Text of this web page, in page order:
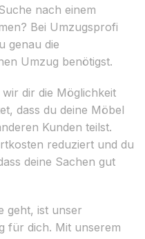
nach einem
Bei Umzugsprofi
genau die
Umzug benötigst.
dir die Möglichkeit
dass du deine Möbel
Kunden teilst.
reduziert und du
deine Sachen gut
geht, ist unser
für dich. Mit unserem